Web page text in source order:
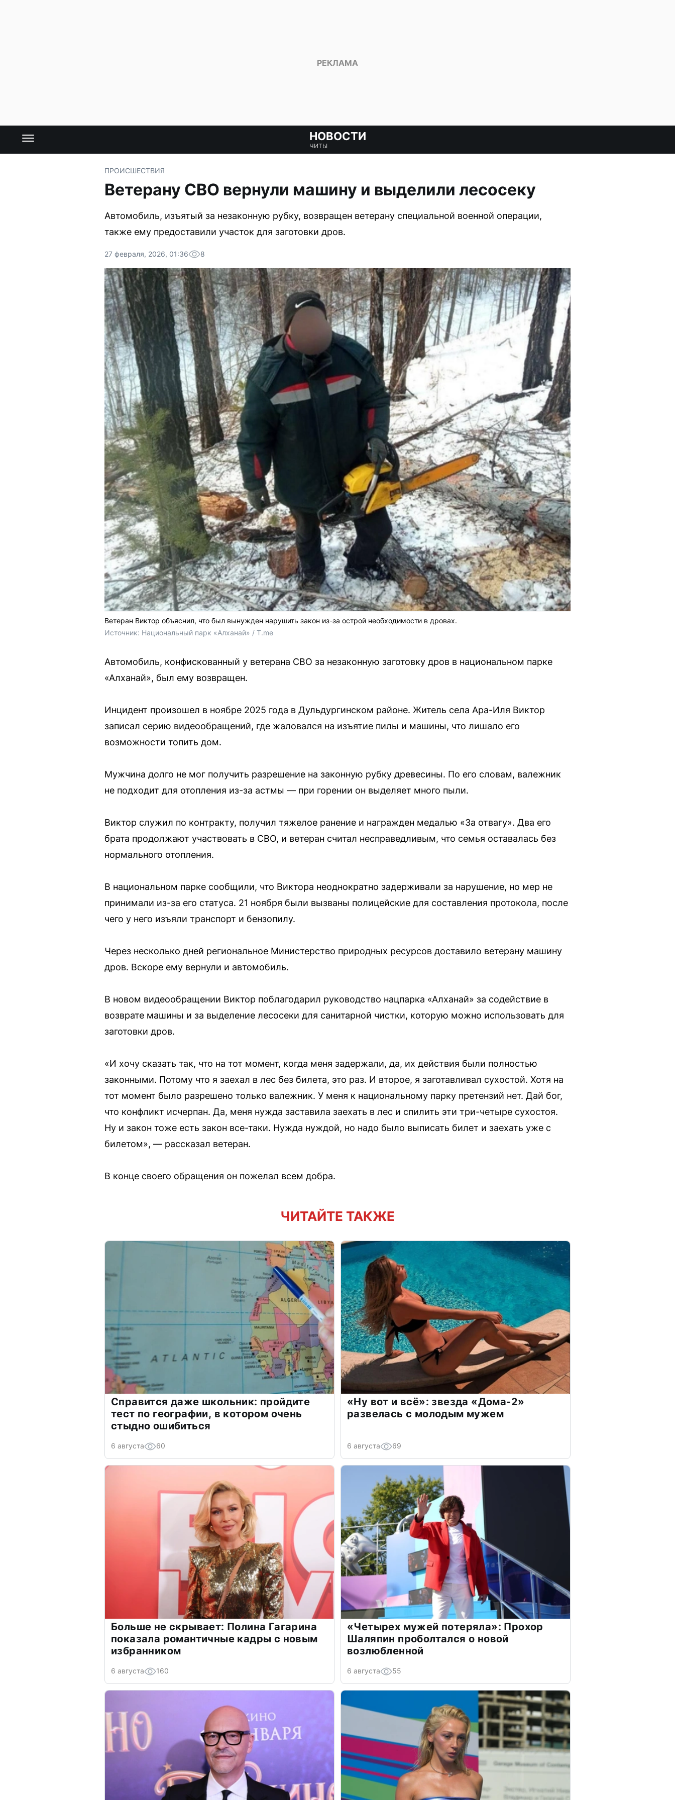
НОВОСТИ
ЧИТЫ
ПРОИСШЕСТВИЯ
Ветерану СВО вернули машину и выделили лесосеку
Автомобиль, изъятый за незаконную рубку, возвращен ветерану специальной военной операции,
также ему предоставили участок для заготовки дров.
27 февраля, 2026, 01:36 8
Ветеран Виктор объяснил, что был вынужден нарушить закон из-за острой необходимости в дровах.
Источник: Национальный парк «Алханай» / T.me
Автомобиль, конфискованный у ветерана СВО за незаконную заготовку дров в национальном парке
«Алханай», был ему возвращен.
Инцидент произошел в ноябре 2025 года в Дульдургинском районе. Житель села Ара-Иля Виктор
записал серию видеообращений, где жаловался на изъятие пилы и машины, что лишало его
возможности топить дом.
Мужчина долго не мог получить разрешение на законную рубку древесины. По его словам, валежник
не подходит для отопления из-за астмы — при горении он выделяет много пыли.
Виктор служил по контракту, получил тяжелое ранение и награжден медалью «За отвагу». Два его
брата продолжают участвовать в СВО, и ветеран считал несправедливым, что семья оставалась без
нормального отопления.
В национальном парке сообщили, что Виктора неоднократно задерживали за нарушение, но мер не
принимали из-за его статуса. 21 ноября были вызваны полицейские для составления протокола, после
чего у него изъяли транспорт и бензопилу.
Через несколько дней региональное Министерство природных ресурсов доставило ветерану машину
дров. Вскоре ему вернули и автомобиль.
В новом видеообращении Виктор поблагодарил руководство нацпарка «Алханай» за содействие в
возврате машины и за выделение лесосеки для санитарной чистки, которую можно использовать для
заготовки дров.
«И хочу сказать так, что на тот момент, когда меня задержали, да, их действия были полностью
законными. Потому что я заехал в лес без билета, это раз. И второе, я заготавливал сухостой. Хотя на
тот момент было разрешено только валежник. У меня к национальному парку претензий нет. Дай бог,
что конфликт исчерпан. Да, меня нужда заставила заехать в лес и спилить эти три-четыре сухостоя.
Ну и закон тоже есть закон все-таки. Нужда нуждой, но надо было выписать билет и заехать уже с
билетом», — рассказал ветеран.
В конце своего обращения он пожелал всем добра.
ЧИТАЙТЕ ТАКЖЕ
Справится даже школьник: пройдите
тест по географии, в котором очень
стыдно ошибиться
6 августа 60
«Ну вот и всё»: звезда «Дома-2»
развелась с молодым мужем
6 августа 69
Больше не скрывает: Полина Гагарина
показала романтичные кадры с новым
избранником
6 августа 160
«Четырех мужей потеряла»: Прохор
Шаляпин проболтался о новой
возлюбленной
6 августа 55